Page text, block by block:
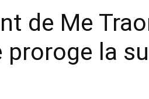
de Me
proroge la